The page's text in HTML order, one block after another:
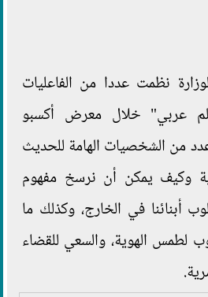
نظمت عددا من الفاعليات
عربي" خلال معرض أكسبو
بها عدد من الشخصيات الهامة للحديث
وكيف يمكن أن نرسخ مفهوم
أبنائنا في الخارج، وكذلك ما
لطمس الهوية، والسعي للقضاء